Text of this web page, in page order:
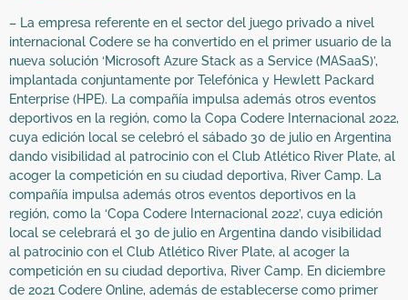
– La empresa referente en el sector del juego privado a nivel
internacional Codere se ha convertido en el primer usuario de la
nueva solución ‘Microsoft Azure Stack as a Service (MASaaS)’,
implantada conjuntamente por Telefónica y Hewlett Packard
Enterprise (HPE). La compañía impulsa además otros eventos
deportivos en la región, como la Copa Codere Internacional 2022,
cuya edición local se celebró el sábado 30 de julio en Argentina
dando visibilidad al patrocinio con el Club Atlético River Plate, al
acoger la competición en su ciudad deportiva, River Camp. La
compañía impulsa además otros eventos deportivos en la
región, como la ‘Copa Codere Internacional 2022’, cuya edición
local se celebrará el 30 de julio en Argentina dando visibilidad
al patrocinio con el Club Atlético River Plate, al acoger la
competición en su ciudad deportiva, River Camp. En diciembre
de 2021 Codere Online, además de establecerse como primer